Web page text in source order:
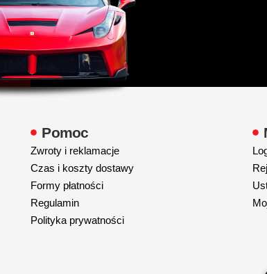
Pomoc
Zwroty i reklamacje
Czas i koszty dostawy
Formy płatności
Regulamin
Polityka prywatności